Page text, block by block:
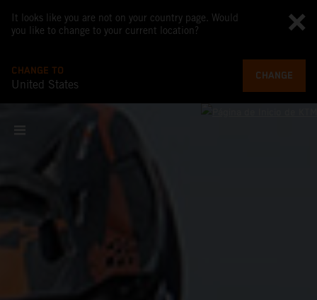
It looks like you are not on your country page. Would
you like to change to your current location?
CHANGE TO
United States
CHANGE